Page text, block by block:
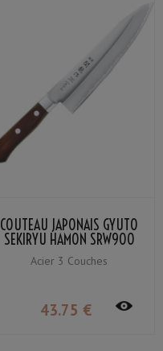
COUTEAU JAPONAIS GYUTO
SEKIRYU HAMON SRW900
18CM
Acier 3 Couches
43.75 €